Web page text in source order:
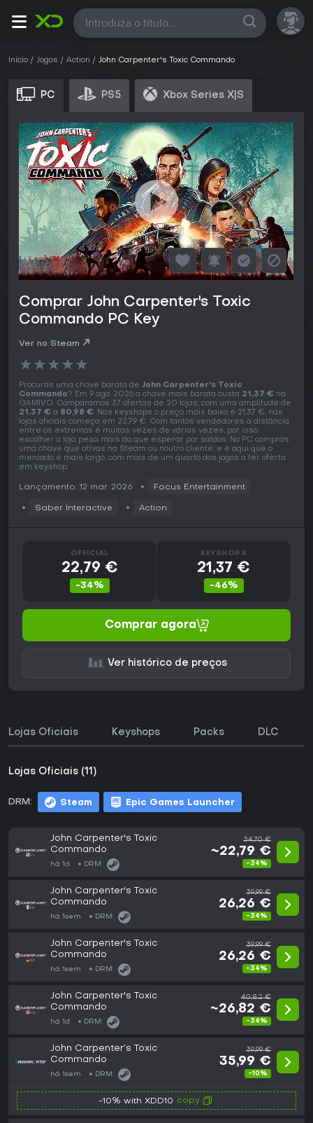
Todas
Início Jogos Action John Carpenter's Toxic Commando
PC PS5 Xbox Series X|S
Comprar John Carpenter's Toxic
Commando PC Key
Ver no Steam
★★★★★
Procuras uma chave barata de John Carpenter's Toxic
Commando? Em 9 ago. 2026 a chave mais barata custa 21,37 € na
GAMIVO. Comparamos 37 ofertas de 20 lojas, com uma amplitude de
21,37 € a 80,98 €. Nas keyshops o preço mais baixo é 21,37 €, nas
lojas oficiais começa em 22,79 €. Com tantos vendedores a distância
entre os extremos é muitas vezes de várias vezes, por isso
escolher a loja pesa mais do que esperar por saldos. No PC compras
uma chave que ativas na Steam ou noutro cliente, e é aqui que o
mercado é mais largo, com mais de um quarto dos jogos a ter oferta
em keyshop.
Lançamento: 12 mar. 2026 Focus Entertainment
Saber Interactive Action
OFFICIAL
22,79 €
-34%
KEYSHOPS
21,37 €
-46%
Comprar agora
Ver histórico de preços
Lojas Oficiais Keyshops Packs DLC
Lojas Oficiais (11)
DRM: Steam Epic Games Launcher
John Carpenter's Toxic
Commando
há 1d DRM:
34,70 €
~22,79 €
-34%
John Carpenter's Toxic
Commando
há 1sem DRM:
39,99 €
26,26 €
-34%
John Carpenter's Toxic
Commando
há 1sem DRM:
39,99 €
26,26 €
-34%
John Carpenter's Toxic
Commando
há 1d DRM:
40,82 €
~26,82 €
-34%
John Carpenter’s Toxic
Commando
há 1sem DRM:
39,99 €
35,99 €
-10%
-10% with XDD10 copy